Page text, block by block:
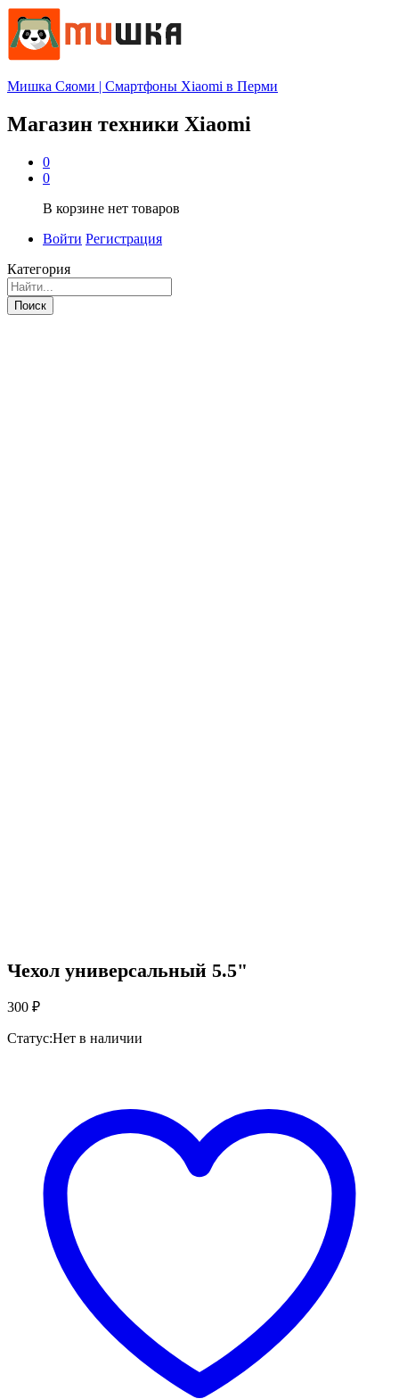
Мишка Сяоми | Смартфоны Xiaomi в Перми
Магазин техники Xiaomi
0
0
В корзине нет товаров
Войти Регистрация
Категория
Поиск
Чехол универсальный 5.5"
300 ₽
Статус:Нет в наличии